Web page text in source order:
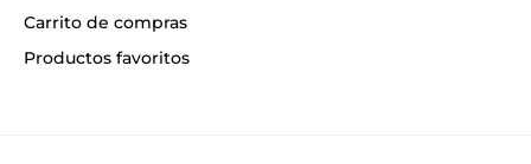
Carrito de compras
Productos favoritos